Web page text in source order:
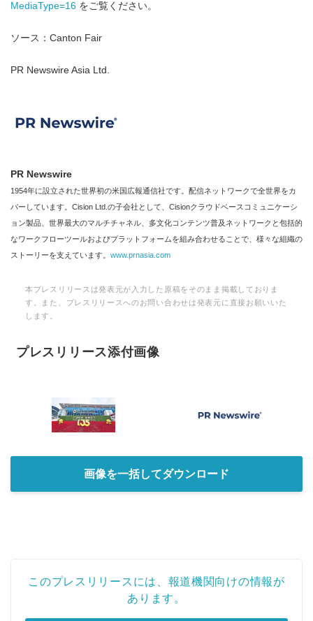
MediaType=16 をご覧ください。
ソース：Canton Fair
PR Newswire Asia Ltd.
PR Newswire
1954年に設立された世界初の米国広報通信社です。配信ネットワークで全世界をカ
バーしています。Cision Ltd.の子会社として、Cisionクラウドベースコミュニケーシ
ョン製品、世界最大のマルチチャネル、多文化コンテンツ普及ネットワークと包括的
なワークフローツールおよびプラットフォームを組み合わせることで、様々な組織の
ストーリーを支えています。 www.prnasia.com
本プレスリリースは発表元が入力した原稿をそのまま掲載しておりま
す。また、プレスリリースへのお問い合わせは発表元に直接お願いいた
します。
プレスリリース添付画像
画像を一括してダウンロード
このプレスリリースには、報道機関向けの情報が
あります。